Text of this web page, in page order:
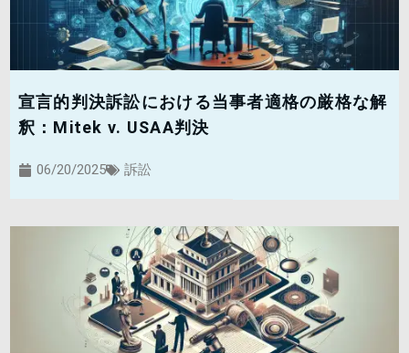
宣言的判決訴訟における当事者適格の厳格な解
釈：Mitek v. USAA判決
06/20/2025 訴訟